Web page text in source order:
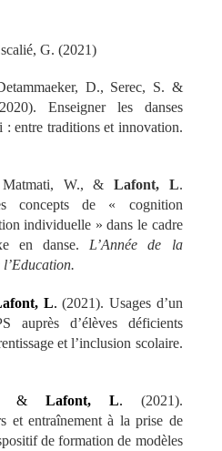
G. (2021)
D., Serec, S. &
Enseigner les danses
: entre traditions et innovation.
Matmati, W., &Lafont, L.
concepts de « cognition
individuelle » dans le cadre
en danse. L’Année de la
l’Education.
L. (2021). Usages d’un
auprès d’élèves déficients
et l’inclusion scolaire.
L. & Lafont, L. (2021).
et entraînement à la prise de
de formation de modèles